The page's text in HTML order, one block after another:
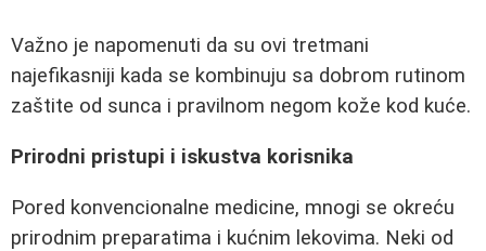
Važno je napomenuti da su ovi tretmani
najefikasniji kada se kombinuju sa dobrom rutinom
zaštite od sunca i pravilnom negom kože kod kuće.
Prirodni pristupi i iskustva korisnika
Pored konvencionalne medicine, mnogi se okreću
prirodnim preparatima i kućnim lekovima. Neki od